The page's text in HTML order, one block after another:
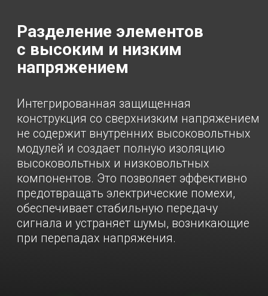
защищенность
Специальное покрытие для защиты от
влаги, воды или пыли, от статического
надежную безотказную работу.